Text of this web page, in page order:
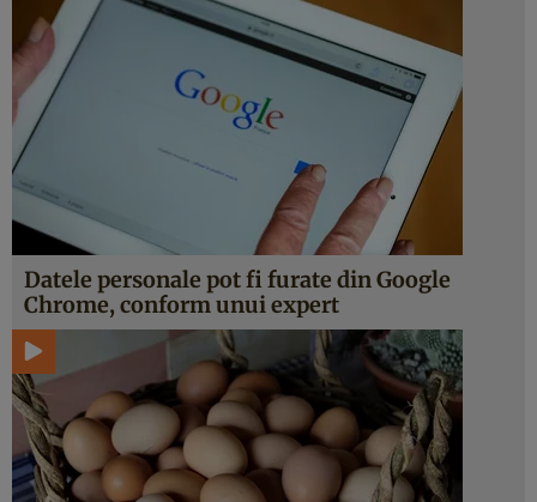
Datele personale pot fi furate din Google
Chrome, conform unui expert